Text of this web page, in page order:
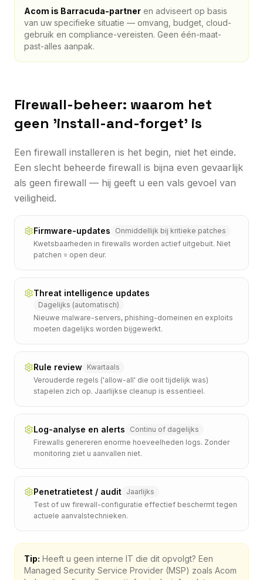
Acom is Barracuda-partner en adviseert op basis
van uw specifieke situatie — omvang, budget, cloud-
gebruik en compliance-vereisten. Geen één-maat-
past-alles aanpak.
Firewall-beheer: waarom het
geen 'install-and-forget' is
Een firewall installeren is het begin, niet het einde.
Een slecht beheerde firewall is bijna even gevaarlijk
als geen firewall — hij geeft u een vals gevoel van
veiligheid.
Firmware-updates
Onmiddellijk bij kritieke patches
Kwetsbaarheden in firewalls worden actief uitgebuit. Niet
patchen = open deur.
Threat intelligence updates
Dagelijks (automatisch)
Nieuwe malware-servers, phishing-domeinen en exploits
moeten dagelijks worden bijgewerkt.
Rule review Kwartaals
Verouderde regels ('allow-all' die ooit tijdelijk was)
stapelen zich op. Jaarlijkse cleanup is essentieel.
Log-analyse en alerts
Continu of dagelijks
Firewalls genereren enorme hoeveelheden logs. Zonder
monitoring ziet u aanvallen niet.
Penetratietest / audit Jaarlijks
Test of uw firewall-configuratie effectief beschermt tegen
actuele aanvalstechnieken.
Tip: Heeft u geen interne IT die dit opvolgt? Een
Managed Security Service Provider (MSP) zoals Acom